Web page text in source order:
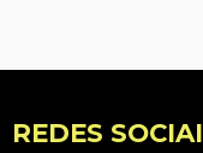
REDES